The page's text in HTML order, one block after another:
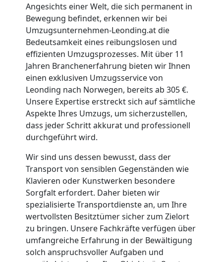
Angesichts einer Welt, die sich permanent in
Bewegung befindet, erkennen wir bei
Umzugsunternehmen-Leonding.at die
Bedeutsamkeit eines reibungslosen und
effizienten Umzugsprozesses. Mit über 11
Jahren Branchenerfahrung bieten wir Ihnen
einen exklusiven Umzugsservice von
Leonding nach Norwegen, bereits ab 305 €.
Unsere Expertise erstreckt sich auf sämtliche
Aspekte Ihres Umzugs, um sicherzustellen,
dass jeder Schritt akkurat und professionell
durchgeführt wird.
Wir sind uns dessen bewusst, dass der
Transport von sensiblen Gegenständen wie
Klavieren oder Kunstwerken besondere
Sorgfalt erfordert. Daher bieten wir
spezialisierte Transportdienste an, um Ihre
wertvollsten Besitztümer sicher zum Zielort
zu bringen. Unsere Fachkräfte verfügen über
umfangreiche Erfahrung in der Bewältigung
solch anspruchsvoller Aufgaben und
Umzugshelfer
Leonding